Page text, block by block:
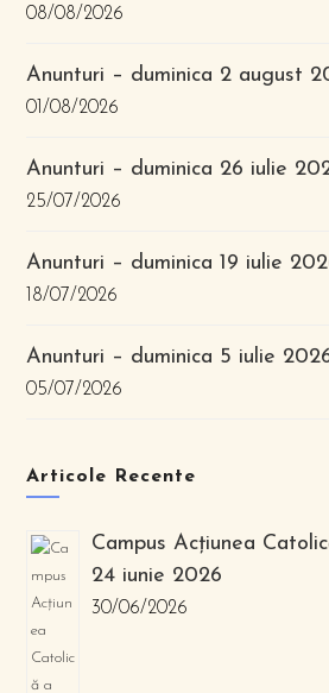
08/08/2026
Anunturi – duminica 2 august
01/08/2026
Anunturi – duminica 26 iulie
25/07/2026
Anunturi – duminica 19 iulie
18/07/2026
Anunturi – duminica 5 iulie
05/07/2026
Articole Recente
Campus Acțiunea
24 iunie 2026
30/06/2026